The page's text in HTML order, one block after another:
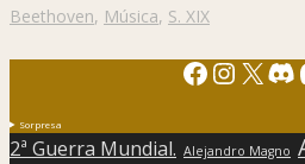
Beethoven, Música, S. XIX
Facebook
X
Sorpresa
2ª Guerra Mundial. Alejandro Magno